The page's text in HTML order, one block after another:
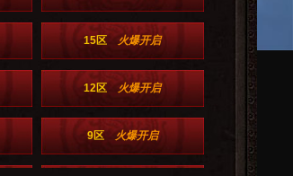
15区 火爆开启
12区 火爆开启
9区 火爆开启